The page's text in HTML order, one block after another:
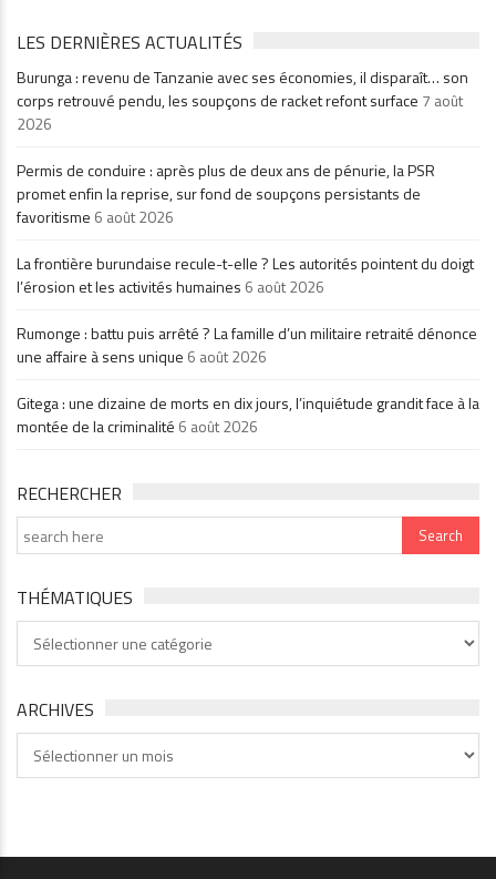
LES DERNIÈRES ACTUALITÉS
Burunga : revenu de Tanzanie avec ses économies, il disparaît… son
corps retrouvé pendu, les soupçons de racket refont surface 7 août
2026
Permis de conduire : après plus de deux ans de pénurie, la PSR
promet enfin la reprise, sur fond de soupçons persistants de
favoritisme 6 août 2026
La frontière burundaise recule-t-elle ? Les autorités pointent du doigt
l’érosion et les activités humaines 6 août 2026
Rumonge : battu puis arrêté ? La famille d’un militaire retraité dénonce
une affaire à sens unique 6 août 2026
Gitega : une dizaine de morts en dix jours, l’inquiétude grandit face à la
montée de la criminalité 6 août 2026
RECHERCHER
THÉMATIQUES
ARCHIVES